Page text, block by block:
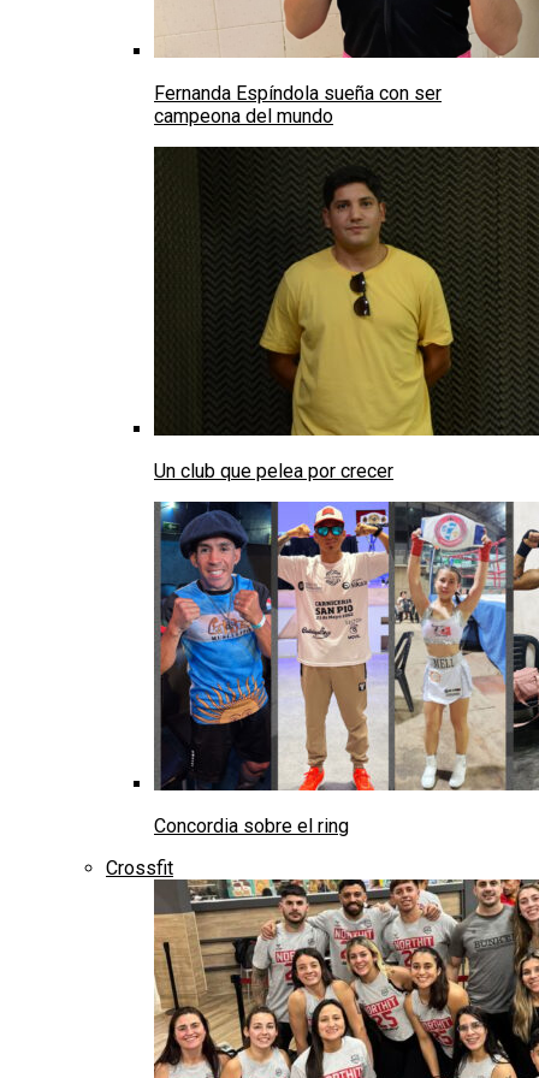
Fernanda Espíndola sueña con ser
campeona del mundo
Un club que pelea por crecer
Concordia sobre el ring
Crossfit